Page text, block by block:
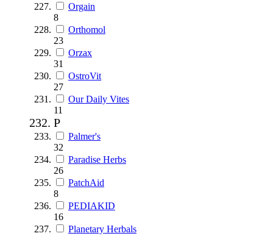
Orgain
8
Orthomol
23
Orzax
31
OstroVit
27
Our Daily Vites
11
P
Palmer's
32
Paradise Herbs
26
PatchAid
8
PEDIAKID
16
Planetary Herbals